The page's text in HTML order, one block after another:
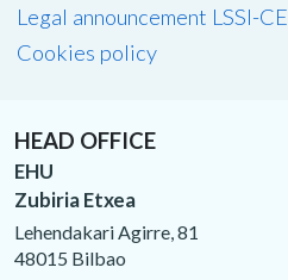
Legal announcement LSSI-CE
Cookies policy
HEAD OFFICE
EHU
Zubiria Etxea
Lehendakari Agirre, 81
48015 Bilbao